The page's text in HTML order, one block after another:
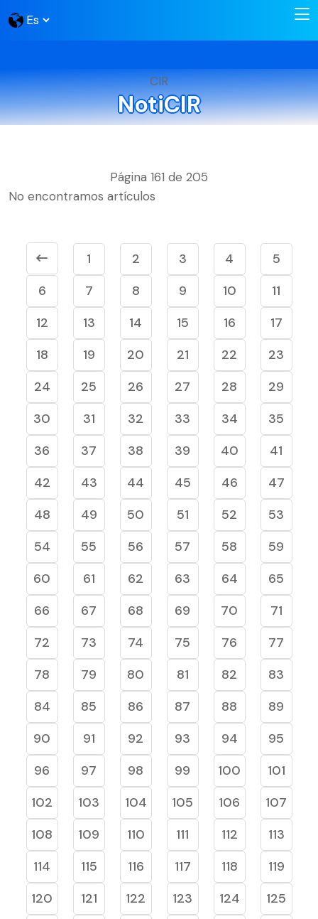
CIR
NotiCIR
Página 161 de 205
No encontramos artículos
1 2 3 4
5
6
7 8 9 10
11
12
13 14 15 16
17
18
19 20 21 22
23
24
25 26 27 28
29
30
31 32 33 34
35
36
37 38 39 40
41
42
43 44 45 46
47
48
49 50 51 52
53
54
55 56 57 58
59
60
61 62 63 64
65
66
67 68 69 70
71
72
73 74 75 76
77
78
79 80 81 82
83
84
85 86 87 88
89
90
91 92 93 94
95
96
97 98 99 100
101
102
103 104 105 106
107
108
109 110 111 112
113
114
115 116 117 118
119
120
121 122 123 124
125